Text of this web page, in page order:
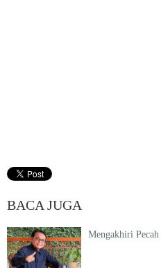
BACA JUGA
Mengakhiri